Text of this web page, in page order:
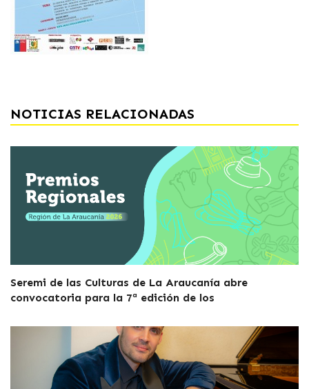
NOTICIAS RELACIONADAS
Seremi de las Culturas de La Araucanía abre
convocatoria para la 7ª edición de los